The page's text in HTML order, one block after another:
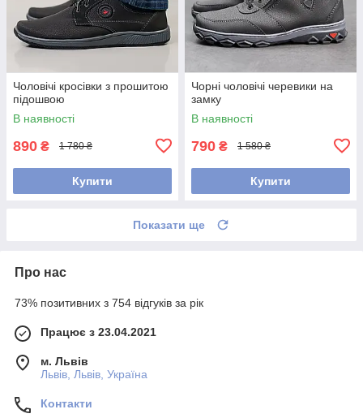
Чоловічі кросівки з прошитою
підошвою
В наявності
890 ₴ 1 780 ₴
Купити
Чорні чоловічі черевики на
замку
В наявності
790 ₴ 1 580 ₴
Купити
Показати ще
Про нас
73% позитивних з 754 відгуків за рік
Працює з 23.04.2021
м. Львів
Львів, Львів, Україна
Контакти